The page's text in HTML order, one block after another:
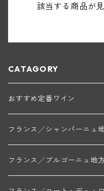
該当する商品が
CATAGORY
おすすめ定番ワイン
フランス╱シャンパーニュ
モンターニュ・ド・ランス
トリシェ・ディディエ
フランス╱ブルゴーニュ地方